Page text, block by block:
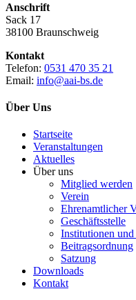
Anschrift
Sack 17
38100 Braunschweig
Kontakt
Telefon: 0531 470 35 21
Email: info@aai-bs.de
Über Uns
Startseite
Veranstaltungen
Aktuelles
Über uns
Mitglied werden
Verein
Ehrenamtlicher
Geschäftsstelle
Institutionen und
Beitragsordnung
Satzung
Downloads
Kontakt